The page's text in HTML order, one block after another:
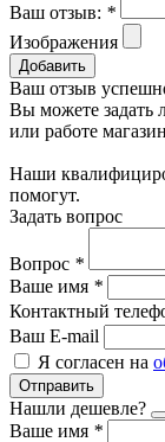
Ваш отзыв: *
Изображения
Добавить
Ваш отзыв
Вы можете задать
или работе
Наши
помогут.
Задать вопрос
Вопрос *
Ваше имя *
Контактный
Ваш E-mail
Я согласен на
Отправить
Нашли дешевле?
Ваше имя *